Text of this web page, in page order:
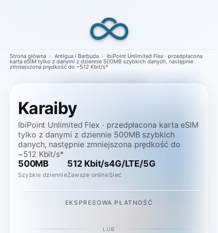
Strona główna › Antigua i Barbuda › IbiPoint Unlimited Flex · przedpłacona
karta eSIM tylko z danymi z dziennie 500MB szybkich danych, następnie
zmniejszona prędkość do ~512 Kbit/s*
Karaiby
IbiPoint Unlimited Flex · przedpłacona karta eSIM
tylko z danymi z dziennie 500MB szybkich
danych, następnie zmniejszona prędkość do
~512 Kbit/s*
500MB
Szybkie dziennie
512 Kbit/s
Zawsze online
4G/LTE/5G
Sieć
EKSPRESOWA PŁATNOŚĆ
LUB